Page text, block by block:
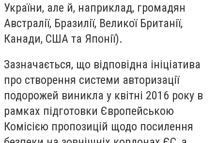
України, але й, наприклад, громадян
Австралії, Бразилії, Великої Британії,
Канади, США та Японії).
Зазначається, що відповідна ініціатива
про створення системи авторизації
подорожей виникла у квітні 2016 року в
рамках підготовки Європейською
Комісією пропозицій щодо посилення